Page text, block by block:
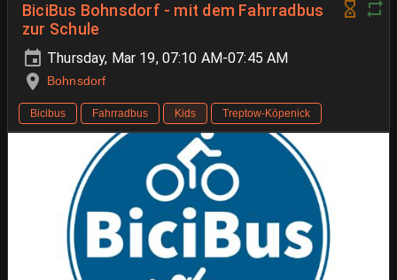
BiciBus Bohnsdorf - mit dem Fahrradbus
zur Schule
Thursday, Mar 19, 07:10 AM-07:45 AM
Bohnsdorf
Bicibus Fahrradbus Kids Treptow-Köpenick